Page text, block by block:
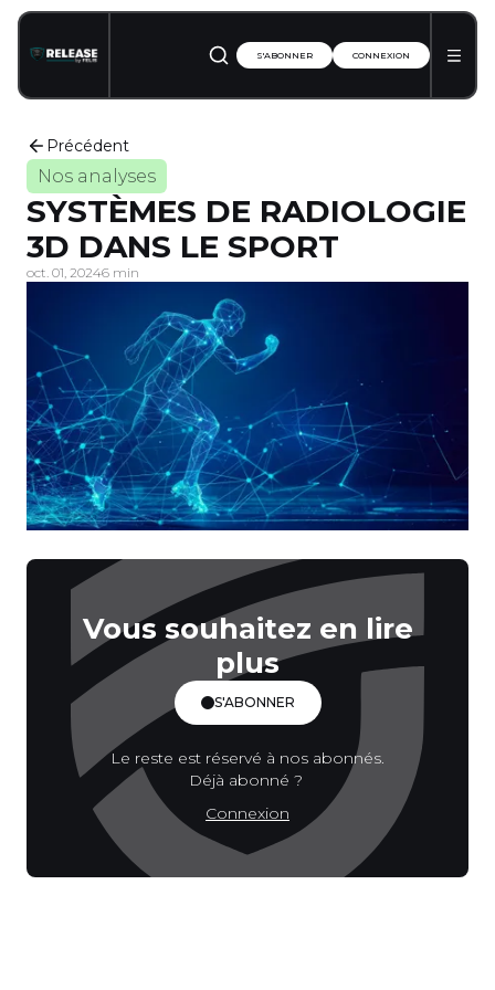
S'ABONNER CONNEXION
Précédent
Nos analyses
SYSTÈMES DE RADIOLOGIE
3D DANS LE SPORT
oct. 01, 20246 min
Vous souhaitez en lire
plus
S'ABONNER
Le reste est réservé à nos abonnés.
Déjà abonné ?
Connexion